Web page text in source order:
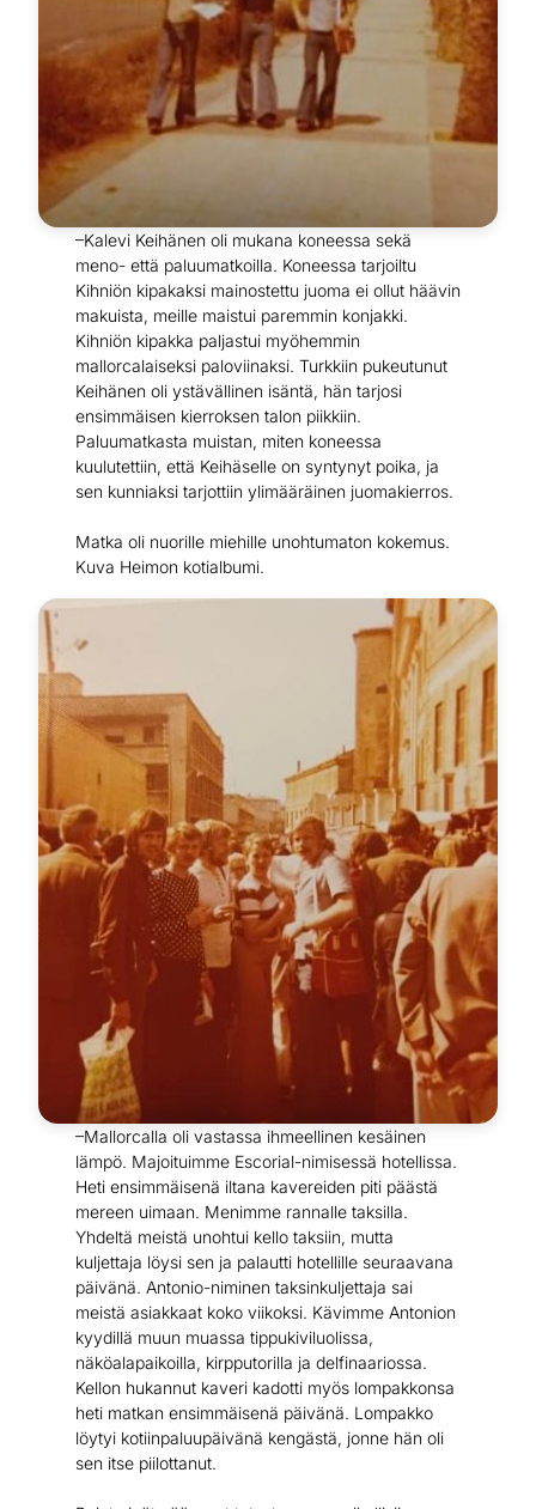
–Kalevi Keihänen oli mukana koneessa sekä
meno- että paluumatkoilla. Koneessa tarjoiltu
Kihniön kipakaksi mainostettu juoma ei ollut häävin
makuista, meille maistui paremmin konjakki.
Kihniön kipakka paljastui myöhemmin
mallorcalaiseksi paloviinaksi. Turkkiin pukeutunut
Keihänen oli ystävällinen isäntä, hän tarjosi
ensimmäisen kierroksen talon piikkiin.
Paluumatkasta muistan, miten koneessa
kuulutettiin, että Keihäselle on syntynyt poika, ja
sen kunniaksi tarjottiin ylimääräinen juomakierros.
Matka oli nuorille miehille unohtumaton kokemus.
Kuva Heimon kotialbumi.
–Mallorcalla oli vastassa ihmeellinen kesäinen
lämpö. Majoituimme Escorial-nimisessä hotellissa.
Heti ensimmäisenä iltana kavereiden piti päästä
mereen uimaan. Menimme rannalle taksilla.
Yhdeltä meistä unohtui kello taksiin, mutta
kuljettaja löysi sen ja palautti hotellille seuraavana
päivänä. Antonio-niminen taksinkuljettaja sai
meistä asiakkaat koko viikoksi. Kävimme Antonion
kyydillä muun muassa tippukiviluolissa,
näköalapaikoilla, kirpputorilla ja delfinaariossa.
Kellon hukannut kaveri kadotti myös lompakkonsa
heti matkan ensimmäisenä päivänä. Lompakko
löytyi kotiinpaluupäivänä kengästä, jonne hän oli
sen itse piilottanut.